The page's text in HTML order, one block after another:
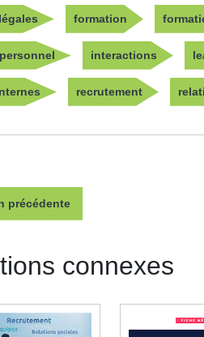
formation
interactions
recrutement
précédentePublication
précédente
connexes